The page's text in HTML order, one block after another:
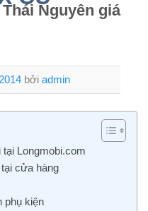
Nguyên giá
bởi admin
Longmobi.com
cửa hàng
phụ kiện